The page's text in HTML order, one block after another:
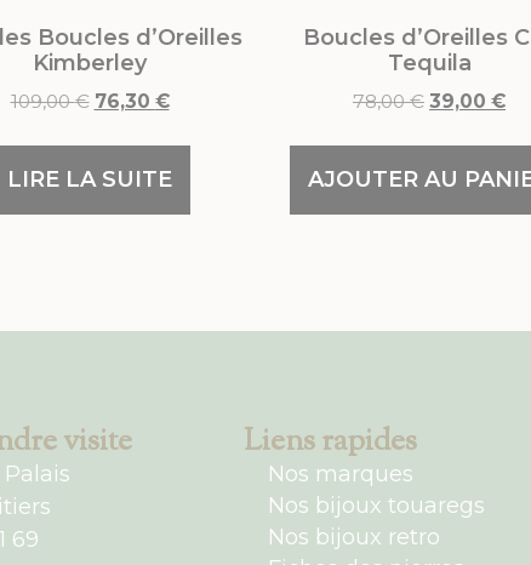
Boucles d’Oreilles
Kimberley
109,00€ 76,30 €
LIRE LA SUITE
Boucles d’Oreilles
Tequila
78,00€ 39,00 €
AJOUTER AU
visite
Palais
69
Liens rapides
Nos marques
Nos bijoux touaregs
Nos bijoux retro